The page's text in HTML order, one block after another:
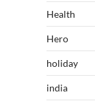
Health
Hero
holiday
india